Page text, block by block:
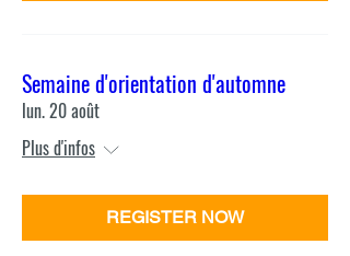
Semaine d'orientation d'automne
lun. 20 août
Plus d'infos
REGISTER NOW